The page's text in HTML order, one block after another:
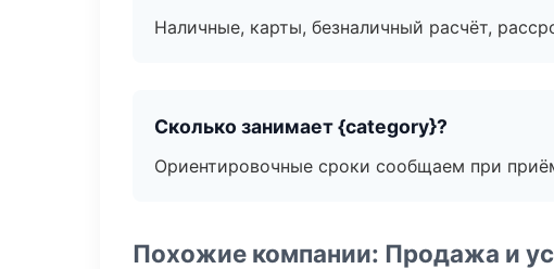
Наличные, карты, безналичный расчёт,
Сколько занимает {category}?
Ориентировочные сроки сообщаем при
Похожие компании: Продажа и